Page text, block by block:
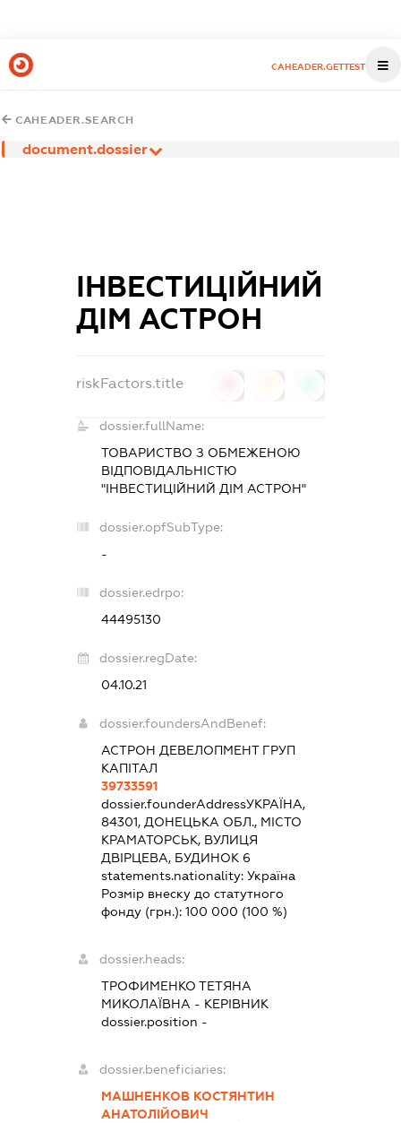
CAHEADER.GETTEST
CAHEADER.SEARCH
document.dossier
ІНВЕСТИЦІЙНИЙ
ДІМ АСТРОН
riskFactors.title
dossier.fullName:
ТОВАРИСТВО З ОБМЕЖЕНОЮ
ВІДПОВІДАЛЬНІСТЮ
"ІНВЕСТИЦІЙНИЙ ДІМ АСТРОН"
dossier.opfSubType:
-
dossier.edrpo:
44495130
dossier.regDate:
04.10.21
dossier.foundersAndBenef:
АСТРОН ДЕВЕЛОПМЕНТ ГРУП
КАПІТАЛ
39733591
dossier.founderAddressУКРАЇНА,
84301, ДОНЕЦЬКА ОБЛ., МІСТО
КРАМАТОРСЬК, ВУЛИЦЯ
ДВІРЦЕВА, БУДИНОК 6
statements.nationality:Україна
Розмір внеску до статутного
фонду (грн.):100 000 (100 %)
dossier.heads:
ТРОФИМЕНКО ТЕТЯНА
МИКОЛАЇВНА - КЕРІВНИК
dossier.position -
dossier.beneficiaries:
МАШНЕНКОВ КОСТЯНТИН
АНАТОЛІЙОВИЧ